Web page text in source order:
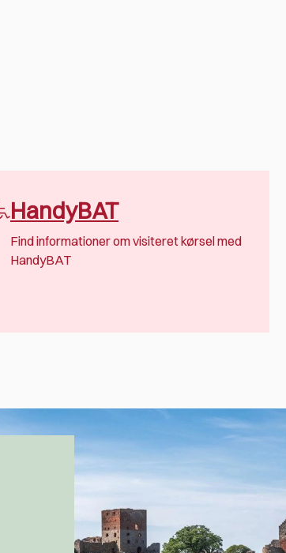
HandyBAT
Find informationer om visiteret kørsel med
HandyBAT